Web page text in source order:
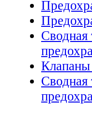
Сводная
Сводная